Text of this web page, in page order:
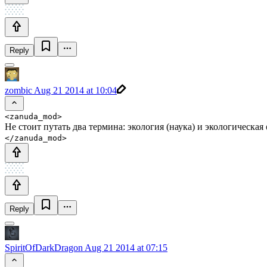
Reply
zombic Aug 21 2014 at 10:04
<zanuda_mod>
Не стоит путать два термина: экология (наука) и экологическая
</zanuda_mod>
Reply
SpiritOfDarkDragon Aug 21 2014 at 07:15